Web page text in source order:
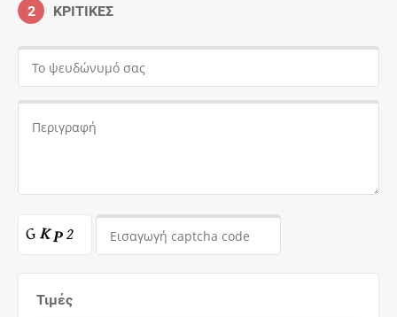
2 ΚΡΙΤΙΚΈΣ
Τιμές